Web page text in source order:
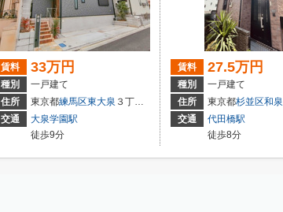
賃料 33万円
種別
一戸建て
住所
東京都練馬区東大泉 ３丁目12-7
交通
大泉学園駅
徒歩9分
賃料 27.5万円
種別
一戸建て
住所
東京都杉並区和泉
交通
代田橋駅
徒歩8分